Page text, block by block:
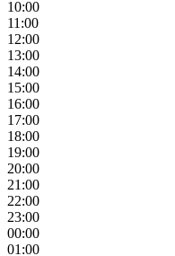
10:00
11:00
12:00
13:00
14:00
15:00
16:00
17:00
18:00
19:00
20:00
21:00
22:00
23:00
00:00
01:00